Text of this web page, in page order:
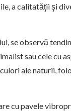
a calitatăţii şi
se observă
sau cele cu
ale naturii,
cu pavele